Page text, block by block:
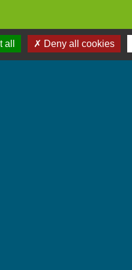
Deny all cookies